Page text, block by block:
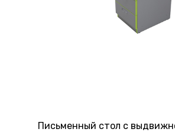
Письменный стол с